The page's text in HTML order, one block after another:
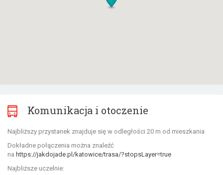
Komunikacja i otoczenie
Najbliższy przystanek znajduje się w odległości 20 m od mieszkania
Dokładne połączenia można znaleźć
na https://jakdojade.pl/katowice/trasa/?stopsLayer=true
Najbliższe uczelnie: